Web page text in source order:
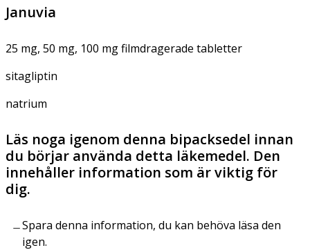
Januvia
25 mg, 50 mg, 100 mg filmdragerade tabletter
sitagliptin
natrium
Läs noga igenom denna bipacksedel innan
du börjar använda detta läkemedel. Den
innehåller information som är viktig för
dig.
Spara denna information, du kan behöva läsa den
igen.